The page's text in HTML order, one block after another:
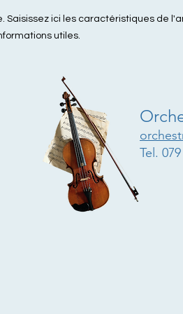
Saisissez ici les caractéristiques de
utiles.
Tel.